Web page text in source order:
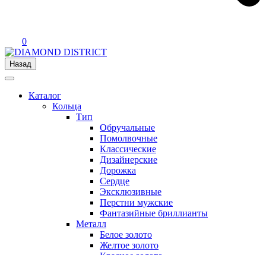
0
Назад
Каталог
Кольца
Тип
Обручальные
Помолвочные
Классические
Дизайнерские
Дорожка
Сердце
Эксклюзивные
Перстни мужские
Фантазийные бриллианты
Металл
Белое золото
Желтое золото